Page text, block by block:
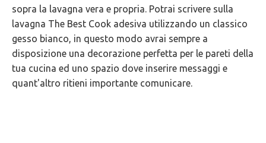
sopra la lavagna vera e propria. Potrai scrivere sulla
lavagna The Best Cook adesiva utilizzando un classico
gesso bianco, in questo modo avrai sempre a
disposizione una decorazione perfetta per le pareti della
tua cucina ed uno spazio dove inserire messaggi e
quant'altro ritieni importante comunicare.